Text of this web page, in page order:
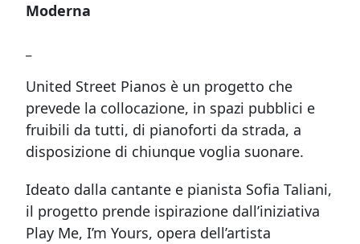
Moderna
United Street Pianos è un progetto che
prevede la collocazione, in spazi pubblici e
fruibili da tutti, di pianoforti da strada, a
disposizione di chiunque voglia suonare.
Ideato dalla cantante e pianista Sofia Taliani,
il progetto prende ispirazione dall’iniziativa
Play Me, I’m Yours, opera dell’artista